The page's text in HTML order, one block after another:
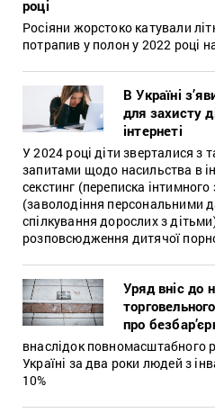
році
Росіяни жорстоко катували
потрапив у полон у 2022 році
В Україні
для захисту
інтернеті
У 2024 році діти зверталися з
запитами щодо насильства в
секстинг (переписка інтимного
(заволодіння персональними
спілкування дорослих з
розповсюдження дитячої
Уряд вніс до
про
внаслідок повномасштабного
Україні за два роки людей з
10%